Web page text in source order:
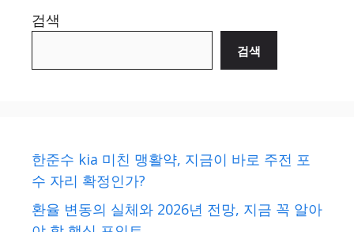
검색
검색
한준수 kia 미친 맹활약, 지금이 바로 주전 포
수 자리 확정인가?
환율 변동의 실체와 2026년 전망, 지금 꼭 알아